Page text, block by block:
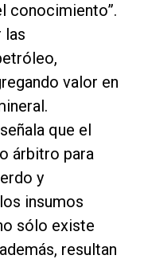
conocimiento”.
las
valor en
que el
árbitro para
y
insumos
sólo existe
resultan